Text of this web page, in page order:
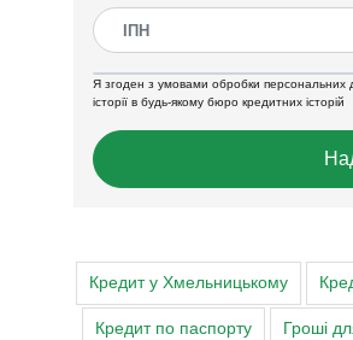
Я згоден з умовами обробки персональних
історії в будь-якому бюро кредитних історій
Кредит у Хмельницькому
Кредит по паспорту Гроші